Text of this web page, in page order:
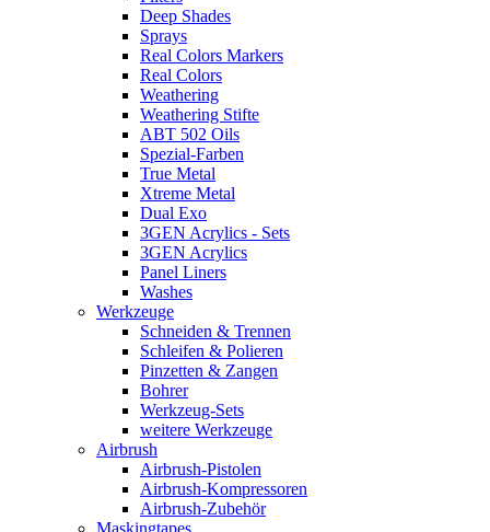
Deep Shades
Sprays
Real Colors Markers
Real Colors
Weathering
Weathering Stifte
ABT 502 Oils
Spezial-Farben
True Metal
Xtreme Metal
Dual Exo
3GEN Acrylics - Sets
3GEN Acrylics
Panel Liners
Washes
Werkzeuge
Schneiden & Trennen
Schleifen & Polieren
Pinzetten & Zangen
Bohrer
Werkzeug-Sets
weitere Werkzeuge
Airbrush
Airbrush-Pistolen
Airbrush-Kompressoren
Airbrush-Zubehör
Maskingtapes